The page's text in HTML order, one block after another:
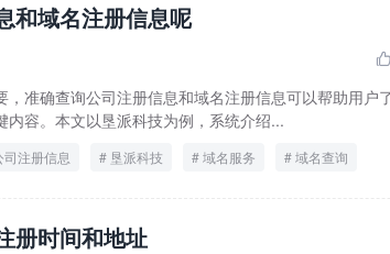
和域名注册信息呢

准确查询公司注册信息和域名注册信息可以帮助用户
容。本文以垦派科技为例，系统介绍...
司注册信息 垦派科技 域名服务
域名查询
册时间和地址